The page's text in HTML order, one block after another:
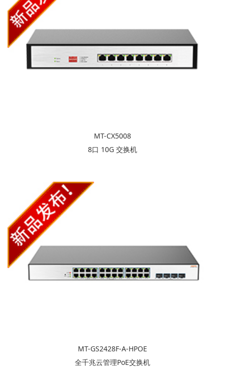
MT-CX5008
8口 10G 交换机
MT-GS2428F-A-HPOE
全千兆云管理PoE交换机